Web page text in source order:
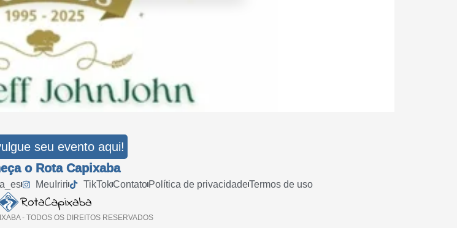
seu evento aqui!
o Rota Capixaba
MeuIriri TikTokContatoPolítica de privacidadeTermos de uso
- TODOS OS DIREITOS RESERVADOS